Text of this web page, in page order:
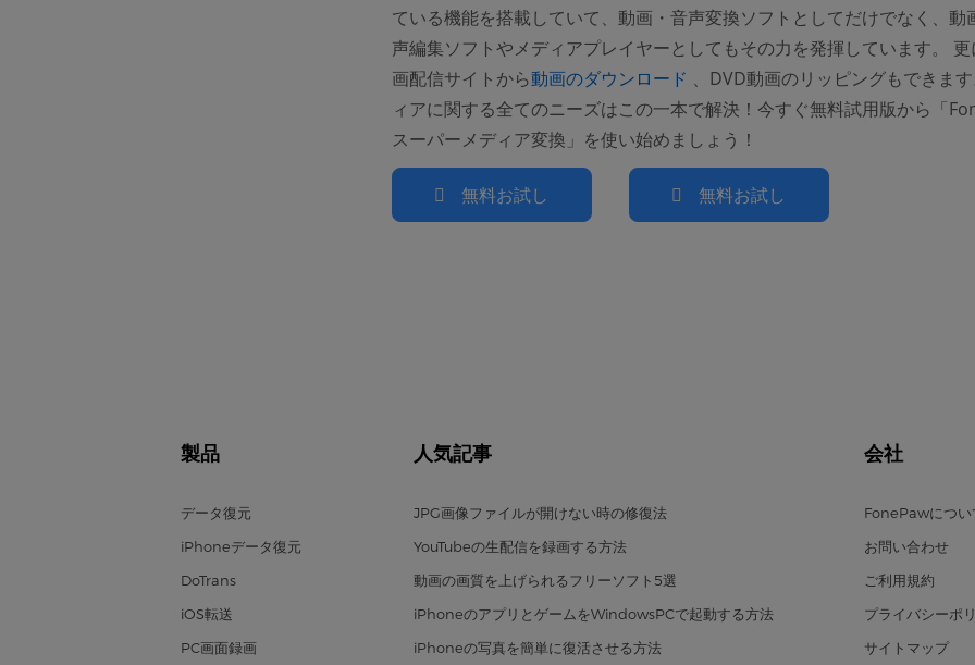
ている機能を搭載していて、動画・音声変換ソフトとしてだけでなく、動
声編集ソフトやメディアプレイヤーとしてもその力を発揮しています。
画配信サイトから動画のダウンロード (opens new window)
、DVD動画のリッピングもできま
ィアに関する全てのニーズはこの一本で解決！今すぐ無料試用版から「
スーパーメディア変換」を使い始めましょう！
無料お試し 無料お試し
製品
データ復元
iPhoneデータ復元
DoTrans
iOS転送
PC画面録画
人気記事
JPG画像ファイルが開けない時の修復法
YouTubeの生配信を録画する方法
動画の画質を上げられるフリーソフト5選
iPhoneのアプリとゲームをWindowsPCで起動する方法
iPhoneの写真を簡単に復活させる方法
会社
FonePawについ
お問い合わせ
ご利用規約
プライバシーポ
サイトマップ